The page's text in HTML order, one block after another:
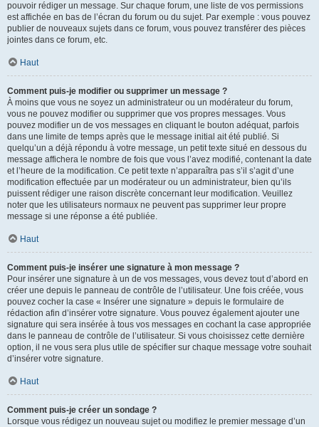
pouvoir rédiger un message. Sur chaque forum, une liste de vos permissions
est affichée en bas de l’écran du forum ou du sujet. Par exemple : vous pouvez
publier de nouveaux sujets dans ce forum, vous pouvez transférer des pièces
jointes dans ce forum, etc.
Haut
Comment puis-je modifier ou supprimer un message ?
À moins que vous ne soyez un administrateur ou un modérateur du forum,
vous ne pouvez modifier ou supprimer que vos propres messages. Vous
pouvez modifier un de vos messages en cliquant le bouton adéquat, parfois
dans une limite de temps après que le message initial ait été publié. Si
quelqu’un a déjà répondu à votre message, un petit texte situé en dessous du
message affichera le nombre de fois que vous l’avez modifié, contenant la date
et l’heure de la modification. Ce petit texte n’apparaîtra pas s’il s’agit d’une
modification effectuée par un modérateur ou un administrateur, bien qu’ils
puissent rédiger une raison discrète concernant leur modification. Veuillez
noter que les utilisateurs normaux ne peuvent pas supprimer leur propre
message si une réponse a été publiée.
Haut
Comment puis-je insérer une signature à mon message ?
Pour insérer une signature à un de vos messages, vous devez tout d’abord en
créer une depuis le panneau de contrôle de l’utilisateur. Une fois créée, vous
pouvez cocher la case « Insérer une signature » depuis le formulaire de
rédaction afin d’insérer votre signature. Vous pouvez également ajouter une
signature qui sera insérée à tous vos messages en cochant la case appropriée
dans le panneau de contrôle de l’utilisateur. Si vous choisissez cette dernière
option, il ne vous sera plus utile de spécifier sur chaque message votre souhait
d’insérer votre signature.
Haut
Comment puis-je créer un sondage ?
Lorsque vous rédigez un nouveau sujet ou modifiez le premier message d’un